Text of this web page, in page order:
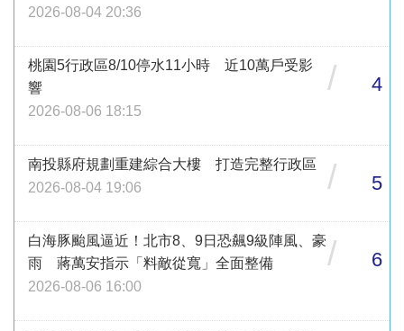
2026-08-04 20:36
桃園5行政區8/10停水11小時 近10萬戶受影
響
2026-08-06 18:15
/ 4
南投縣府規劃重建綜合大樓 打造完整行政區
2026-08-04 19:06
/ 5
白海豚颱風逼近！北市8、9日恐飆9級陣風、豪
雨 蔣萬安指示「料敵從寬」全面整備
2026-08-06 16:00
/ 6